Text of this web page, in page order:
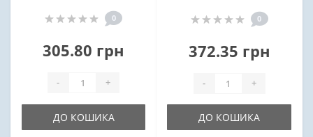
0
305.80 грн
- +
ДО КОШИКА
0
372.35 грн
- +
ДО КОШИКА